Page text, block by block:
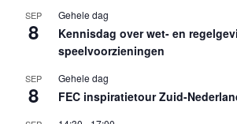
SEP
8
Gehele dag
Kennisdag over wet- en
speelvoorzieningen
SEP
8
Gehele dag
FEC inspiratietour Zuid-